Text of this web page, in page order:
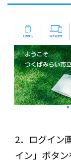
2．ログイン
イン」ボタン